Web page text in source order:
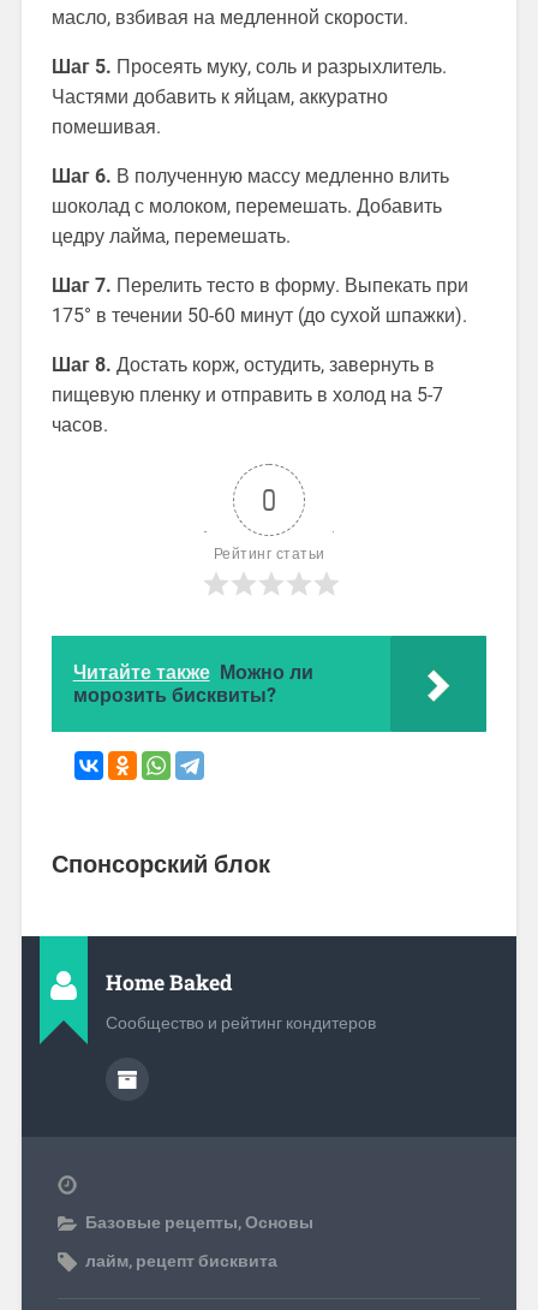
масло, взбивая на медленной скорости.
Шаг 5. Просеять муку, соль и разрыхлитель.
Частями добавить к яйцам, аккуратно
помешивая.
Шаг 6. В полученную массу медленно влить
шоколад с молоком, перемешать. Добавить
цедру лайма, перемешать.
Шаг 7. Перелить тесто в форму. Выпекать при
175° в течении 50-60 минут (до сухой шпажки).
Шаг 8. Достать корж, остудить, завернуть в
пищевую пленку и отправить в холод на 5-7
часов.
0
Рейтинг статьи
Читайте также Можно ли
морозить бисквиты?
Спонсорский блок
Home Baked
Сообщество и рейтинг кондитеров
Базовые рецепты,Основы
лайм, рецепт бисквита